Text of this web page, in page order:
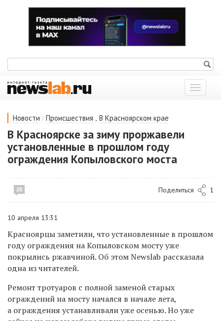
Показать
меню
Новости / Происшествия , В Красноярском крае
В Красноярске за зиму проржавели
установленные в прошлом году
ограждения Копыловского моста
28 Поделиться 1
10 апреля 13:31
Красноярцы заметили, что установленные в прошлом
году ограждения на Копыловском мосту уже
покрылись ржавчиной. Об этом Newslab рассказала
одна из читателей.
Ремонт тротуаров с полной заменой старых
ограждений на мосту начался в начале лета,
а ограждения устанавливали уже осенью. Но уже